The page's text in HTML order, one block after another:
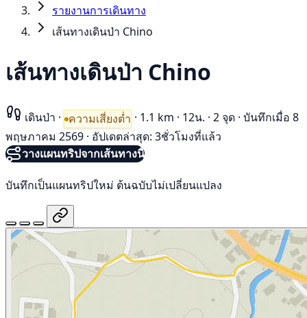
รายงานการเดินทาง
เส้นทางเดินป่า Chino
เส้นทางเดินป่า Chino
เดินป่า · ความเสี่ยงต่ำ · 1.1 km · 12น. · 2 จุด · บันทึกเมื่อ 8
พฤษภาคม 2569 · อัปเดตล่าสุด: 3ชั่วโมงที่แล้ว
วางแผนทริปจากเส้นทางนี้
บันทึกเป็นแผนทริปใหม่ ต้นฉบับไม่เปลี่ยนแปลง